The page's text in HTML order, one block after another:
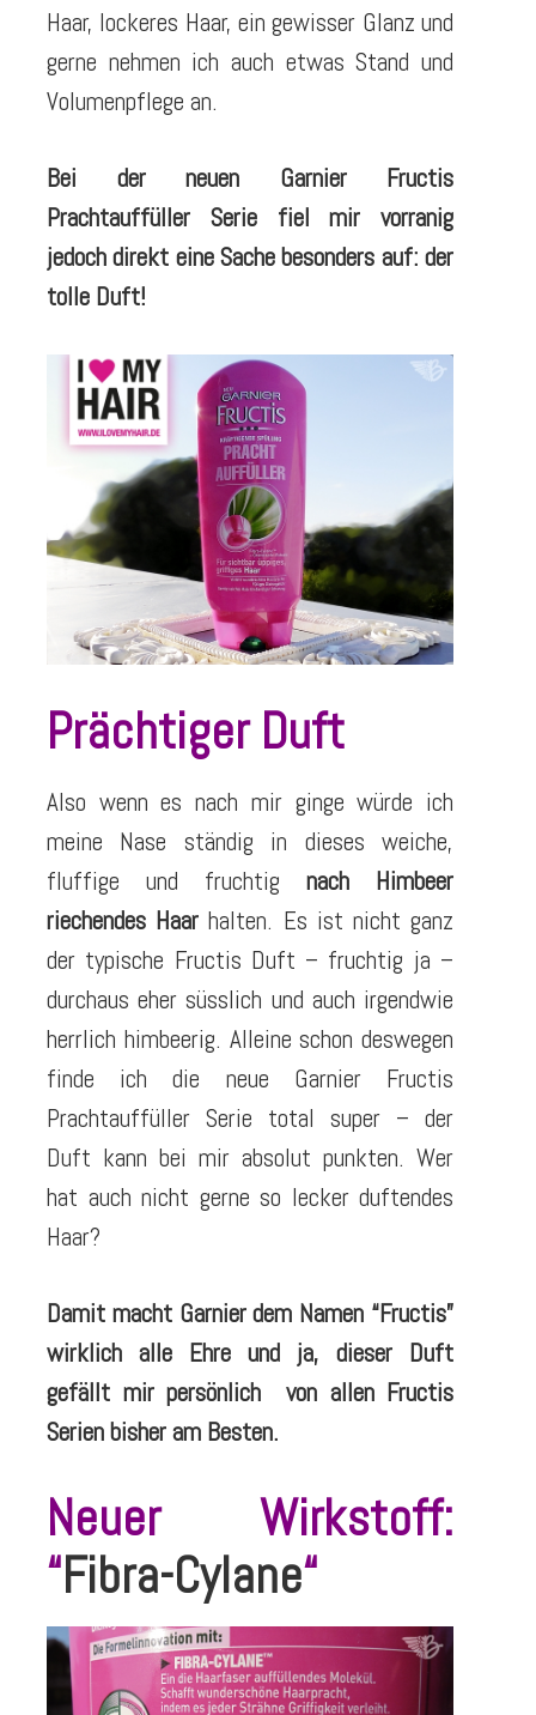
Haar, lockeres Haar, ein gewisser Glanz und
gerne nehmen ich auch etwas Stand und
Volumenpflege an.
Bei der neuen Garnier Fructis
Prachtauffüller Serie fiel mir vorranig
jedoch direkt eine Sache besonders auf: der
tolle Duft!
Prächtiger Duft
Also wenn es nach mir ginge würde ich
meine Nase ständig in dieses weiche,
fluffige und fruchtig nach Himbeer
riechendes Haar halten. Es ist nicht ganz
der typische Fructis Duft – fruchtig ja –
durchaus eher süsslich und auch irgendwie
herrlich himbeerig. Alleine schon deswegen
finde ich die neue Garnier Fructis
Prachtauffüller Serie total super – der
Duft kann bei mir absolut punkten. Wer
hat auch nicht gerne so lecker duftendes
Haar?
Damit macht Garnier dem Namen “Fructis”
wirklich alle Ehre und ja, dieser Duft
gefällt mir persönlich von allen Fructis
Serien bisher am Besten.
Neuer Wirkstoff:
“Fibra-Cylane“